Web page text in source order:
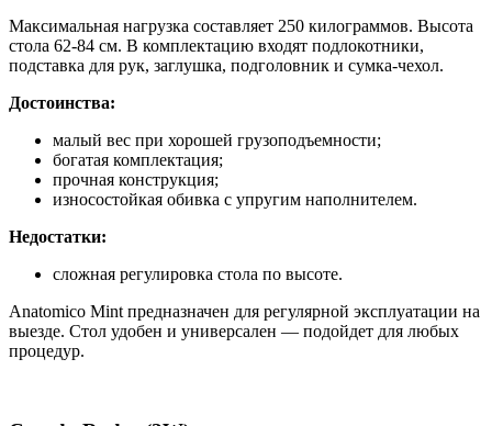
Максимальная нагрузка составляет 250 килограммов. Высота
стола 62-84 см. В комплектацию входят подлокотники,
подставка для рук, заглушка, подголовник и сумка-чехол.
Достоинства:
малый вес при хорошей грузоподъемности;
богатая комплектация;
прочная конструкция;
износостойкая обивка с упругим наполнителем.
Недостатки:
сложная регулировка стола по высоте.
Anatomico Mint предназначен для регулярной эксплуатации на
выезде. Стол удобен и универсален — подойдет для любых
процедур.